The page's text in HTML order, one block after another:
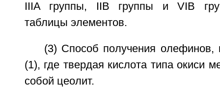
IIIA группы, IIВ группы и VIB
таблицы элементов.
(3) Способ получения
(1), где твердая кислота типа окиси
собой цеолит.